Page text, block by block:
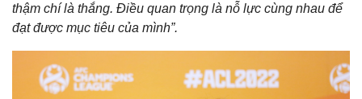
thậm chí là thắng. Điều quan trọng là nỗ lực cùng nhau để
đạt được mục tiêu của mình”.